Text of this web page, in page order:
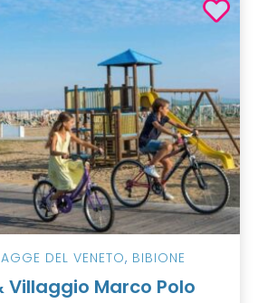
DEL VENETO, BIBIONE
Marco Polo